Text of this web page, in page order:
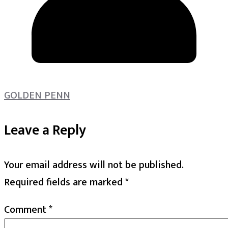
GOLDEN PENN
Leave a Reply
Your email address will not be published.
Required fields are marked*
Comment*